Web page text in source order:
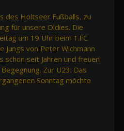
des Holtseer Fußballs, zu
für unsere Oldies. Die
um 19 Uhr beim 1.FC
Jungs von Peter Wichmann
schon seit Jahren und freuen
Zur U23: Das
Sonntag möchte